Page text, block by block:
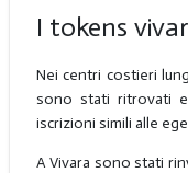
I tokens
Nei centri costieri
sono stati ritrovati
iscrizioni simili alle
A Vivara sono stati